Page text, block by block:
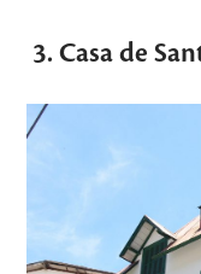
3. Casa de